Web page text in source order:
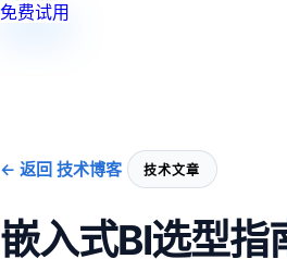
免费试用
← 返回 技术博客 技术文章
嵌入式BI选型指